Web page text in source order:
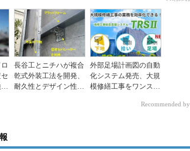
長谷工とニチハが複合
乾式外装工法を開発、
耐久性とデザイン性を
外部足場計画図の自動
化システム発売、大規
模修繕工事をワンスト
Recommended by